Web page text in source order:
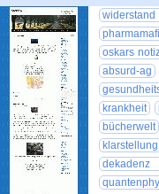
oskars
absurd-ag
krankheit
bücherwelt
klarstellung
dekadenz